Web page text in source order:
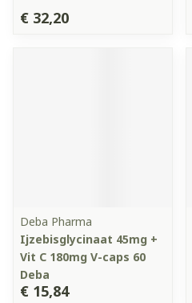
€ 32,20
Deba Pharma
Ijzebisglycinaat 45mg +
Vit C 180mg V-caps 60
Deba
€ 15,84